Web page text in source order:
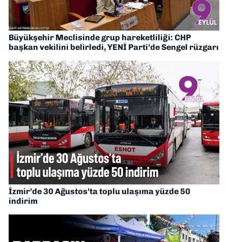
Büyükşehir Meclisinde grup hareketliliği: CHP
başkan vekilini belirledi, YENİ Parti’de Sengel rüzgarı
İzmir’de 30 Ağustos’ta toplu ulaşıma yüzde 50
indirim